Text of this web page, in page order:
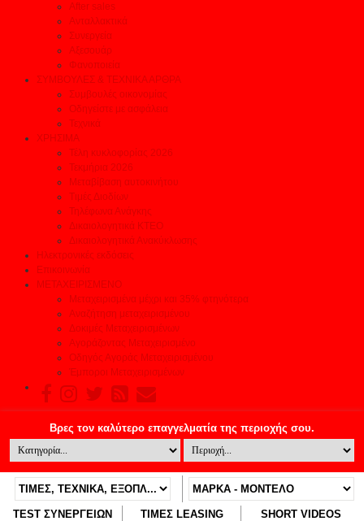
After sales
Ανταλλακτικά
Συνεργεία
Αξεσουάρ
Φανοποιεία
ΣΥΜΒΟΥΛΕΣ & ΤΕΧΝΙΚΑ ΑΡΘΡΑ
Συμβουλές οικονομίας
Οδηγείστε με ασφάλεια
Τεχνικά
ΧΡΗΣΙΜΑ
Τέλη κυκλοφορίας 2026
Τεκμήρια 2026
Μεταβίβαση αυτοκινήτου
Τιμές Διοδίων
Τηλέφωνα Ανάγκης
Δικαιολογητικά ΚΤΕΟ
Δικαιολογητικά Ανακύκλωσης
Ηλεκτρονικές εκδόσεις
Επικοινωνία
ΜΕΤΑΧΕΙΡΙΣΜΕΝΟ
Μεταχειρισμένα μέχρι και 35% φτηνότερα
Αναζήτηση μεταχειρισμένου
Δοκιμές Μεταχειρισμένων
Αγοράζοντας Μεταχειρισμένο
Οδηγός Αγοράς Μεταχειρισμένου
Έμποροι Μεταχειρισμένων
TEST ΣΥΝΕΡΓΕΙΩΝ ΤΙΜΕΣ LEASING SHORT VIDEOS